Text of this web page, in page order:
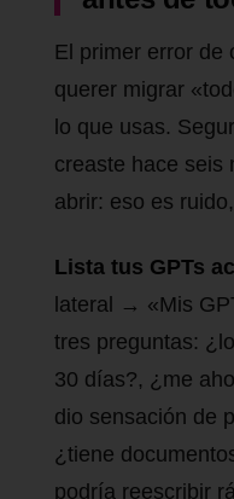
El primer error de
querer migrar
lo que usas.
creaste hace seis
abrir: eso es
Lista tus GPTs
lateral → «Mis
tres preguntas:
30 días?, ¿me
dio sensación de
¿tiene
podría reescribir